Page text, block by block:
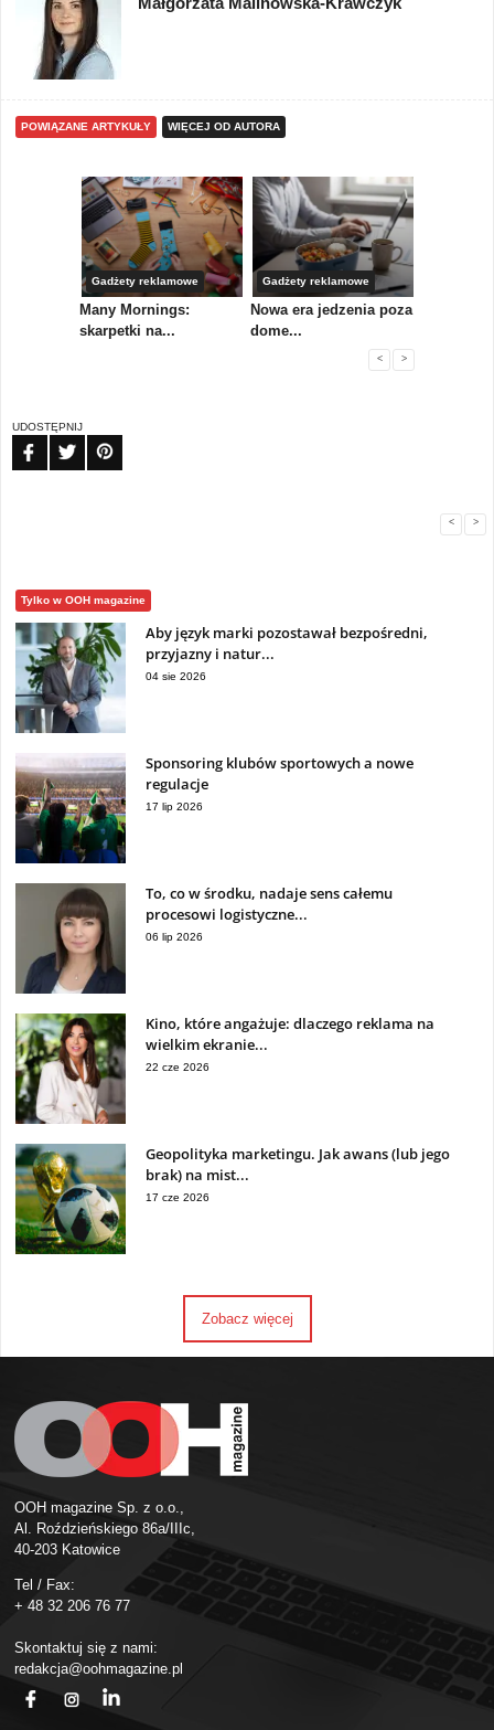
POWIĄZANE ARTYKUŁY WIĘCEJ OD AUTORA
Gadżety reklamowe
Many Mornings:
skarpetki na...
Gadżety reklamowe
Nowa era jedzenia poza
dome...
< >
UDOSTĘPNIJ
< >
Tylko w OOH magazine
Aby język marki pozostawał bezpośredni,
przyjazny i natur...
04 sie 2026
Sponsoring klubów sportowych a nowe
regulacje
17 lip 2026
To, co w środku, nadaje sens całemu
procesowi logistyczne...
06 lip 2026
Kino, które angażuje: dlaczego reklama na
wielkim ekranie...
22 cze 2026
Geopolityka marketingu. Jak awans (lub jego
brak) na mist...
17 cze 2026
Zobacz więcej
OOH magazine Sp. z o.o.,
Al. Roździeńskiego 86a/IIIc,
40-203 Katowice
Tel / Fax:
+ 48 32 206 76 77
Skontaktuj się z nami:
redakcja@oohmagazine.pl